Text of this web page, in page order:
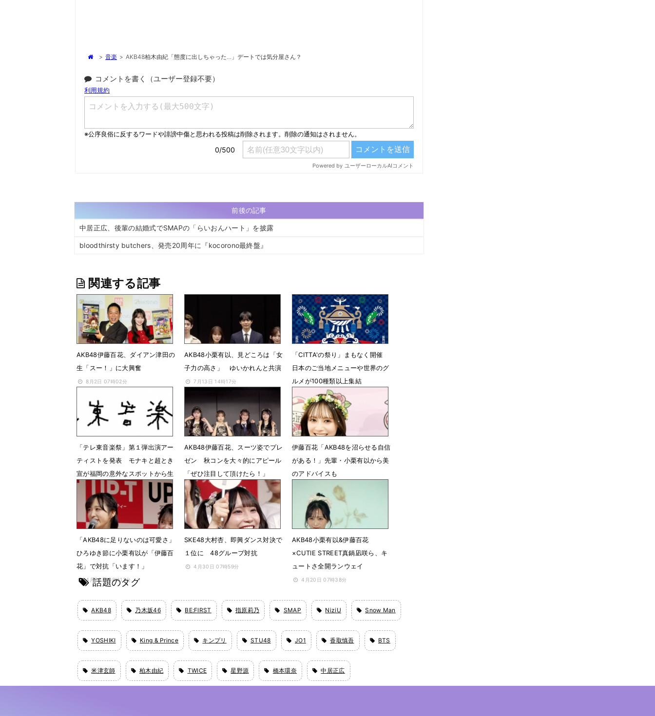
> 音楽 > AKB48柏木由紀「態度に出しちゃった…」デートでは気分屋さん？
コメントを書く（ユーザー登録不要）
前後の記事
中居正広、後輩の結婚式でSMAPの「らいおんハート」を披露
bloodthirsty butchers、発売20周年に『kocorono最終盤』
関連する記事
AKB48伊藤百花、ダイアン津田の
生「スー！」に大興奮
8月2日 07時02分
AKB48小栗有以、見どころは「女
子力の高さ」 ゆいかれんと共演
7月13日 14時17分
「CITTA'の祭り」まもなく開催
⽇本のご当地メニューや世界のグ
ルメが100種類以上集結
6月17日 19時00分
「テレ東音楽祭」第１弾出演アー
ティストを発表 モナキと超とき
宣が福岡の意外なスポットから生
6月15日 12時00分
AKB48伊藤百花、スーツ姿でプレ
ゼン 秋コンを大々的にアピール
「ぜひ注目して頂けたら！」
6月6日 08時10分
伊藤百花「AKB48を沼らせる自信
がある！」先輩・小栗有以から美
のアドバイスも
5月6日 05時52分
「AKB48に足りないのは可愛さ」
ひろゆき節に小栗有以が「伊藤百
花」で対抗「います！」
4月30日 08時12分
SKE48大村杏、即興ダンス対決で
１位に 48グループ対抗
4月30日 07時59分
AKB48小栗有以&伊藤百花
×CUTIE STREET真鍋凪咲ら、キ
ュートさ全開ランウェイ
4月20日 07時38分
話題のタグ
AKB48 乃木坂46 BE:FIRST 指原莉乃 SMAP NiziU Snow Man
YOSHIKI King & Prince キンプリ STU48 JO1 香取慎吾 BTS
米津玄師 柏木由紀 TWICE 星野源 橋本環奈 中居正広